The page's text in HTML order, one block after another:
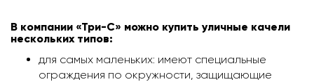
В компании «Три-С» можно купить уличные качели
нескольких типов:
для самых маленьких: имеют специальные
ограждения по окружности, защищающие